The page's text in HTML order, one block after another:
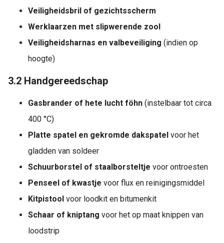
Veiligheidsbril of gezichtsscherm
Werklaarzen met slipwerende zool
Veiligheidsharnas en valbeveiliging (indien op
hoogte)
3.2 Handgereedschap
Gasbrander of hete lucht föhn (instelbaar tot circa
400 °C)
Platte spatel en gekromde dakspatel voor het
gladden van soldeer
Schuurborstel of staalborsteltje voor ontroesten
Penseel of kwastje voor flux en reinigingsmiddel
Kitpistool voor loodkit en bitumenkit
Schaar of kniptang voor het op maat knippen van
loodstrip